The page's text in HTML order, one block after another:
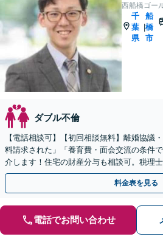
西船橋ゴー
千
葉
県
船
橋
市
ダブル不倫
【電話相談可】【初回相談無料】離婚協議
料請求された」「養育費・面会交流の条件
介します！住宅の財産分与も相談可。税理
と連携してサポート【夜間・休日面談可】
料金表を見る
電話でお問い合わせ